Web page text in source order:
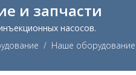
и запчасти
насосов.
Наше оборудование